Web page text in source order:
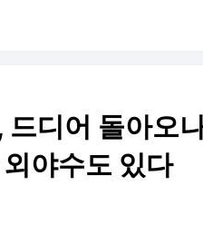
디어 돌아오
야수도 있다